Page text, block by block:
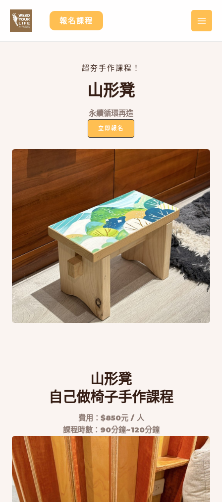
報名課程
超夯手作課程！
山形凳
永續循環再造
立即報名
山形凳
自己做椅子手作課程
費用：$850元 / 人
課程時數：90分鐘~120分鐘